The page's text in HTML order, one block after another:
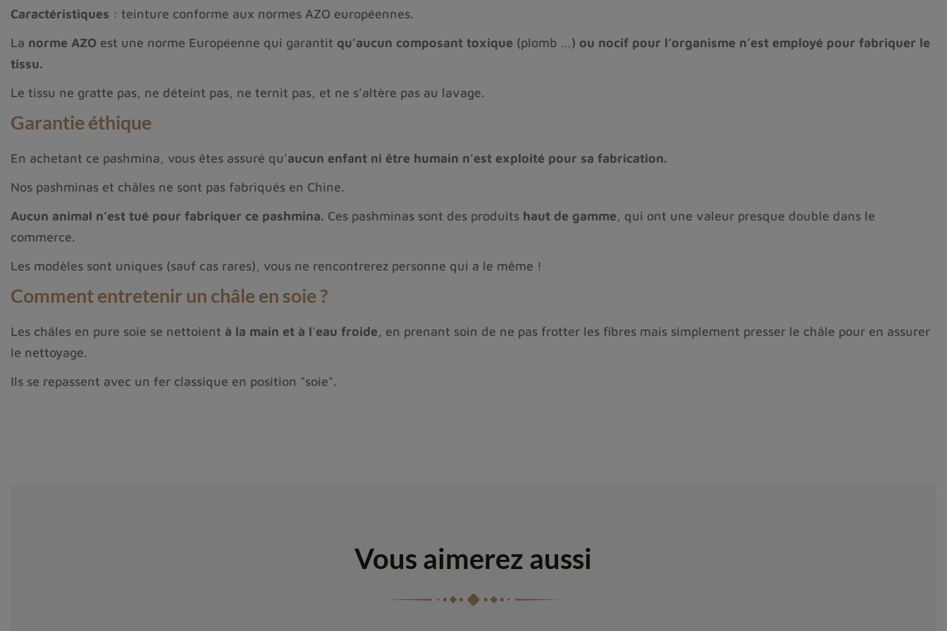
Caractéristiques : teinture conforme aux normes AZO européennes.
La norme AZO est une norme Européenne qui garantit qu’aucun composant toxique (plomb …) ou nocif pour l’organisme n’est employé pour fabriquer le
tissu.
Le tissu ne gratte pas, ne déteint pas, ne ternit pas, et ne s’altère pas au lavage.
Garantie éthique
En achetant ce pashmina, vous êtes assuré qu’aucun enfant ni être humain n’est exploité pour sa fabrication.
Nos pashminas et châles ne sont pas fabriqués en Chine.
Aucun animal n’est tué pour fabriquer ce pashmina. Ces pashminas sont des produits haut de gamme, qui ont une valeur presque double dans le
commerce.
Les modèles sont uniques (sauf cas rares), vous ne rencontrerez personne qui a le même !
Comment entretenir un châle en soie ?
Les châles en pure soie se nettoient à la main et à l'eau froide, en prenant soin de ne pas frotter les fibres mais simplement presser le châle pour en assurer
le nettoyage.
Ils se repassent avec un fer classique en position "soie".
Vous aimerez aussi